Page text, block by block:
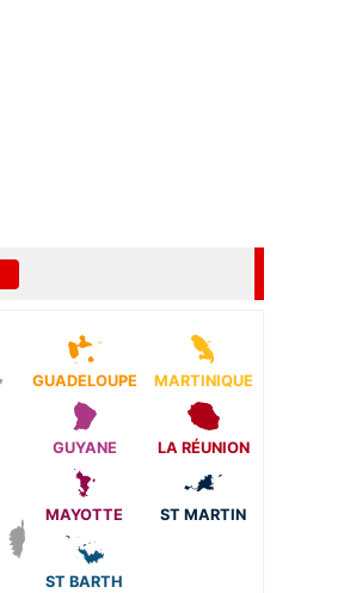
GUADELOUPE MARTINIQUE
GUYANE LA RÉUNION
MAYOTTE ST MARTIN
ST BARTH